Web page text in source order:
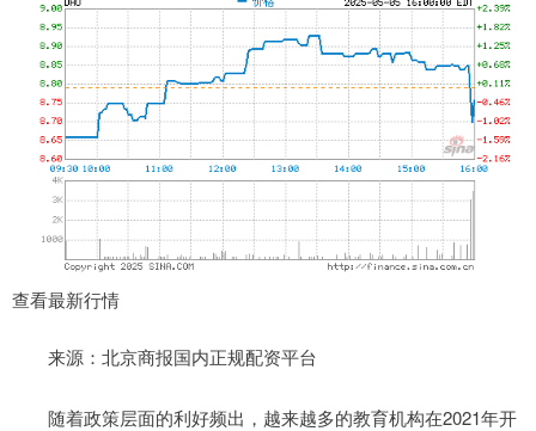
查看最新行情
来源：北京商报国内正规配资平台
随着政策层面的利好频出，越来越多的教育机构在2021年开